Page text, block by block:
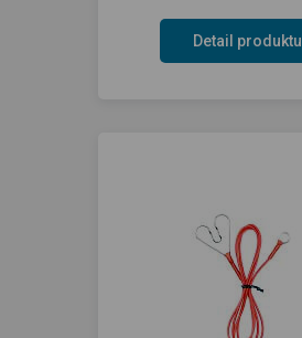
Detail produktu